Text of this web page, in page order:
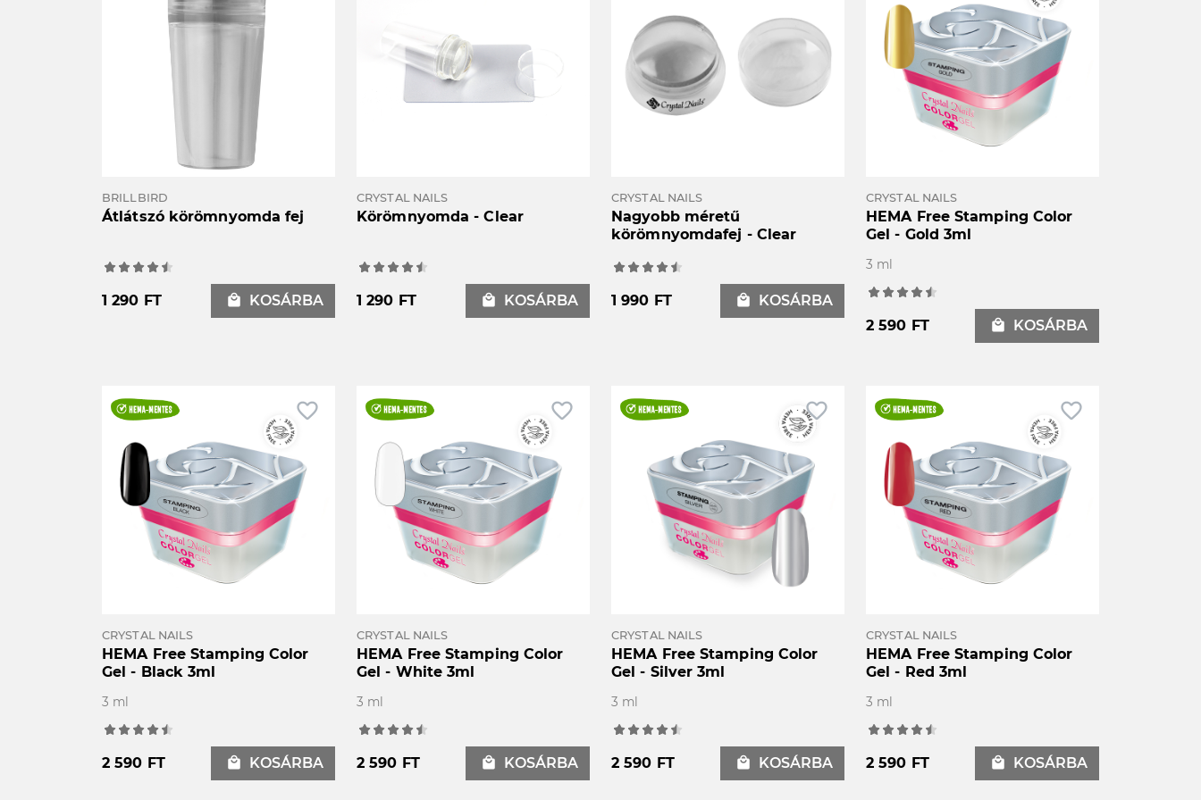
BRILLBIRD
Átlátszó körömnyomda fej
1 290 FT local_mall KOSÁRBA
CRYSTAL NAILS
Körömnyomda - Clear
1 290 FT local_mall KOSÁRBA
CRYSTAL NAILS
Nagyobb méretű
körömnyomdafej - Clear
1 990 FT local_mall KOSÁRBA
CRYSTAL NAILS
HEMA Free Stamping Color
Gel - Gold 3ml
3 ml
2 590 FT local_mall KOSÁRBA
favorite_border
CRYSTAL NAILS
HEMA Free Stamping Color
Gel - Black 3ml
3 ml
2 590 FT local_mall KOSÁRBA
favorite_border
CRYSTAL NAILS
HEMA Free Stamping Color
Gel - White 3ml
3 ml
2 590 FT local_mall KOSÁRBA
favorite_border
CRYSTAL NAILS
HEMA Free Stamping Color
Gel - Silver 3ml
3 ml
2 590 FT local_mall KOSÁRBA
favorite_border
CRYSTAL NAILS
HEMA Free Stamping Color
Gel - Red 3ml
3 ml
2 590 FT local_mall KOSÁRBA